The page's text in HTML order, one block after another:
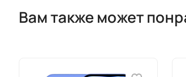
Вам также может